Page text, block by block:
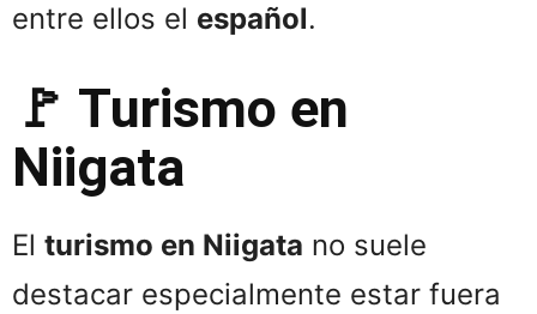
entre ellos el español.
🚩 Turismo en
Niigata
El turismo en Niigata no suele
destacar especialmente estar fuera